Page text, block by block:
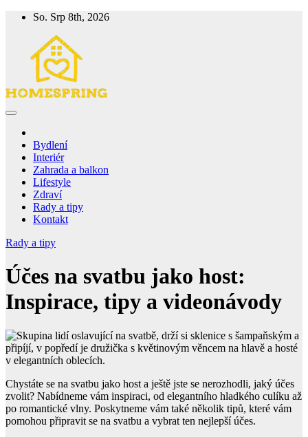
Skip
So. Srp 8th, 2026
Bydlení
Interiér
Zahrada a balkon
Lifestyle
Zdraví
Rady a tipy
Kontakt
Rady a tipy
Účes na svatbu jako host:
Inspirace, tipy a videonávody
Chystáte se na svatbu jako host a ještě jste se nerozhodli, jaký účes
zvolit? Nabídneme vám inspiraci, od elegantního hladkého culíku až
po romantické vlny. Poskytneme vám také několik tipů, které vám
pomohou připravit se na svatbu a vybrat ten nejlepší účes.